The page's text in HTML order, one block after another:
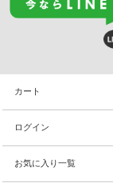
カート
ログイン
お気に入り一覧